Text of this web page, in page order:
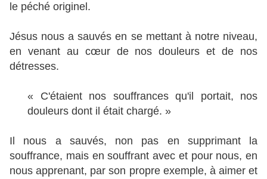
le péché originel.
Jésus nous a sauvés en se mettant à notre niveau,
en venant au cœur de nos douleurs et de nos
détresses.
« C'étaient nos souffrances qu'il portait, nos
douleurs dont il était chargé. »
Il nous a sauvés, non pas en supprimant la
souffrance, mais en souffrant avec et pour nous, en
nous apprenant, par son propre exemple, à aimer et